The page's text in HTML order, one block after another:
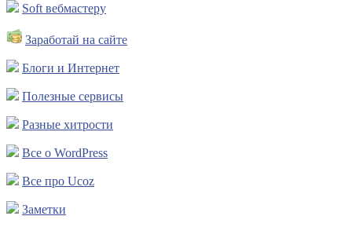
Soft вебмастеру
Заработай на сайте
Блоги и Интернет
Полезные сервисы
Разные хитрости
Все о WordPress
Все про Ucoz
Заметки